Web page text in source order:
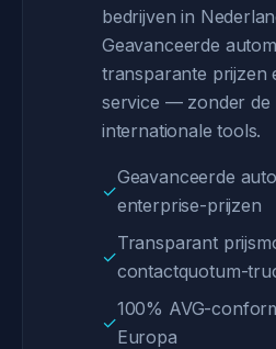
bedrijven in
Geavanceerde
transparante prijzen
service — zonder de
internationale tools.
✓
Geavanceerde
enterprise-prijzen
✓
Transparant
contactquotum-
✓
100% AVG-
Europa